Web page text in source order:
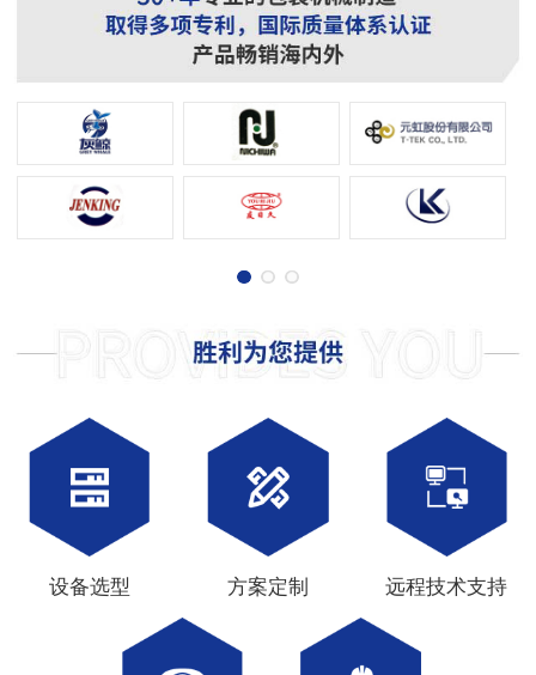
设备选型 方案定制 远程技术支持